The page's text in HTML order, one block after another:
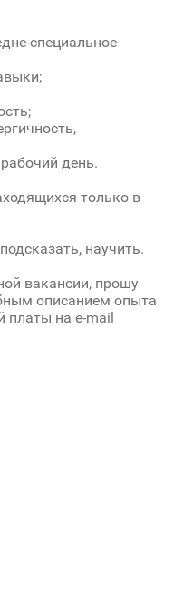
специальное
день.
только в
научить.
вакансии, прошу
описанием опыта
платы на e-mail